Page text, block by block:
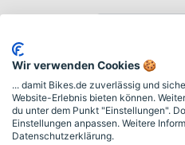
E-Mountainbikes
Kraftvolle Unterstützung für
Gelände
Wir verwenden Cookies 🍪
... damit Bikes.de zuverlässig und
Website-Erlebnis bieten können.
du unter dem Punkt "Einstellungen".
Einstellungen anpassen. Weitere
Datenschutzerklärung.